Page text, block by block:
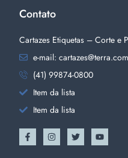
Contato
Cartazes Etiquetas – Corte e
e-mail:
(41) 99874-0800
Item da lista
Item da lista